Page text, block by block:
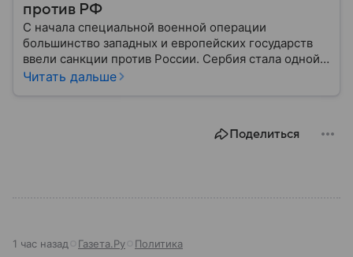
против РФ
С начала специальной военной операции
большинство западных и европейских государств
ввели санкции против России. Сербия стала одной
из немногих стран, оставшейся нейтральной в этом
Читать дальше
Поделиться
1 час назад Газета.Ру Политика